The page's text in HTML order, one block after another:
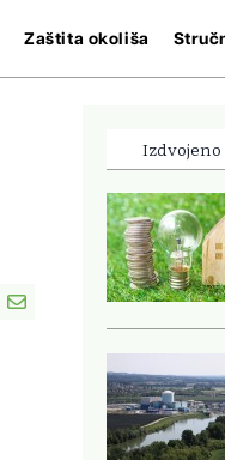
Zaštita okoliša
Izdvojeno